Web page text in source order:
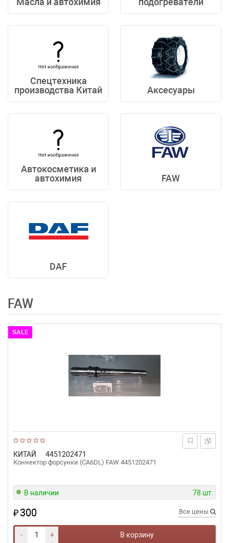
Спецтехника
производства Китай
Аксесуары
Автокосметика и
автохимия
FAW
DAF
FAW
КИТАЙ 4451202471
Коннектор форсунки (CA6DL) FAW 4451202471
SALE
В наличии 78 шт.
₽300 Все цены
- + В корзину